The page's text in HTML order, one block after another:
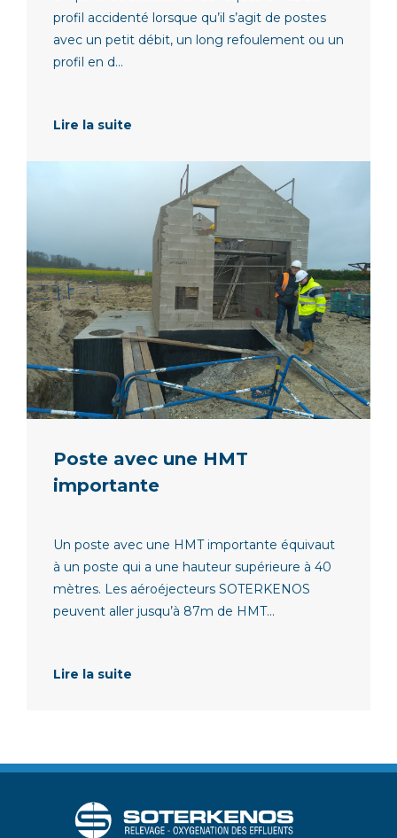
profil accidenté lorsque qu’il s’agit de postes
avec un petit débit, un long refoulement ou un
profil en d...
Lire la suite
Poste avec une HMT
importante
Un poste avec une HMT importante équivaut
à un poste qui a une hauteur supérieure à 40
mètres. Les aéroéjecteurs SOTERKENOS
peuvent aller jusqu’à 87m de HMT...
Lire la suite